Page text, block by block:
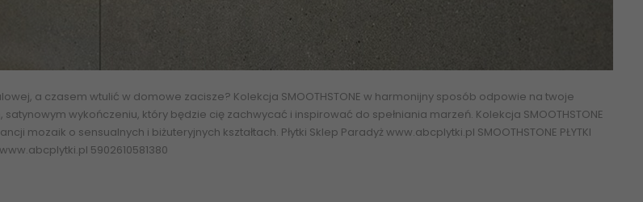
a czasem wtulić w domowe zacisze? Kolekcja SMOOTHSTONE w harmonijny sposób odpowie na twoje
wykończeniu, który będzie cię zachwycać i inspirować do spełniania marzeń. Kolekcja SMOOTHSTONE
o sensualnych i biżuteryjnych kształtach. Płytki Sklep Paradyż www.abcplytki.pl SMOOTHSTONE PŁYTKI
www.abcplytki.pl 5902610581380